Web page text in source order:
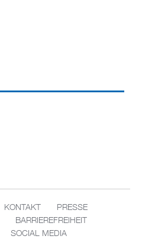
KONTAKT
PRESSE
BARRIEREFREIHEIT
SOCIAL MEDIA